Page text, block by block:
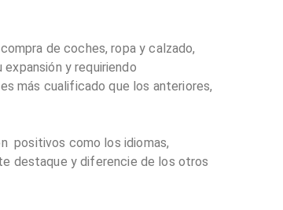
de coches, ropa y calzado,
y requiriendo
más cualificado que los anteriores,
positivos como los idiomas,
destaque y diferencie de los otros